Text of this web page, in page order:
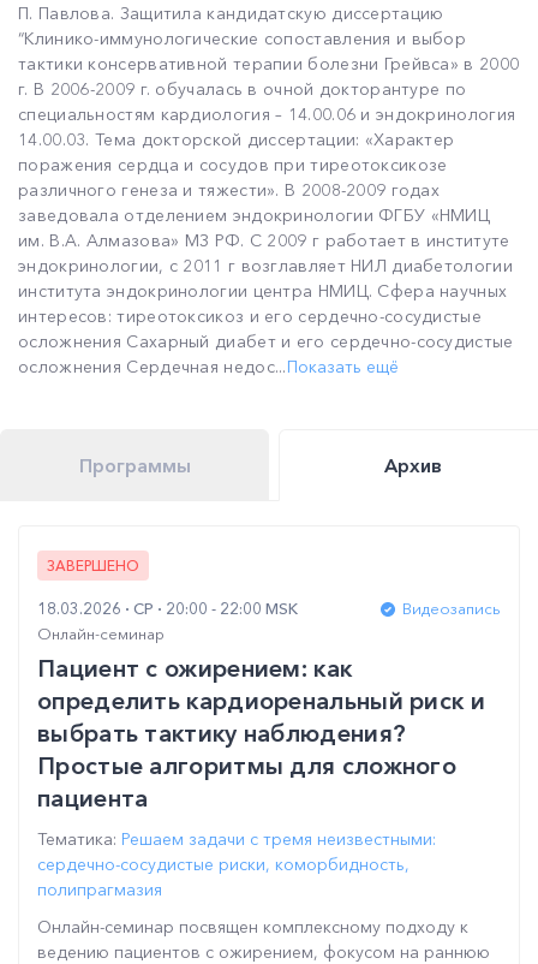
П. Павлова. Защитила кандидатскую диссертацию
“Клинико-иммунологические сопоставления и выбор
тактики консервативной терапии болезни Грейвса» в 2000
г. В 2006-2009 г. обучалась в очной докторантуре по
специальностям кардиология – 14.00.06 и эндокринология
14.00.03. Тема докторской диссертации: «Характер
поражения сердца и сосудов при тиреотоксикозе
различного генеза и тяжести». В 2008-2009 годах
заведовала отделением эндокринологии ФГБУ «НМИЦ
им. В.А. Алмазова» МЗ РФ. С 2009 г работает в институте
эндокринологии, с 2011 г возглавляет НИЛ диабетологии
института эндокринологии центра НМИЦ. Сфера научных
интересов: тиреотоксикоз и его сердечно-сосудистые
осложнения Сахарный диабет и его сердечно-сосудистые
осложнения Сердечная недос...Показать ещё
Программы Архив
ЗАВЕРШЕНО
18.03.2026 СР 20:00 - 22:00 MSK
Видеозапись
Онлайн-семинар
Пациент с ожирением: как
определить кардиоренальный риск и
выбрать тактику наблюдения?
Простые алгоритмы для сложного
пациента
Тематика: Решаем задачи с тремя неизвестными:
сердечно-сосудистые риски, коморбидность,
полипрагмазия
Онлайн-семинар посвящен комплексному подходу к
ведению пациентов с ожирением, фокусом на раннюю